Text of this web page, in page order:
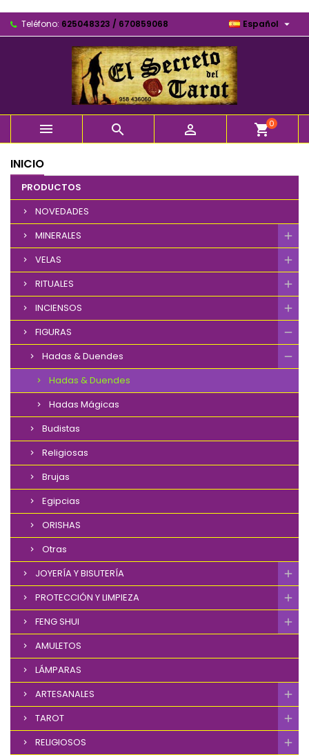
Teléfono: 625048323 / 670859068 Español 
   shopping_cart0
INICIO
PRODUCTOS
NOVEDADES
MINERALES
VELAS
RITUALES
INCIENSOS
FIGURAS
Hadas & Duendes
Hadas & Duendes
Hadas Mágicas
Budistas
Religiosas
Brujas
Egipcias
ORISHAS
Otras
JOYERÍA Y BISUTERÍA
PROTECCIÓN Y LIMPIEZA
FENG SHUI
AMULETOS
LÁMPARAS
ARTESANALES
TAROT
RELIGIOSOS